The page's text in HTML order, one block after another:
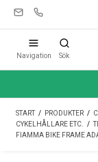
Tält
Navigation Sök
START / PRODUKTER /
CYKELHÅLLARE ETC.
/
FIAMMA BIKE FRAME